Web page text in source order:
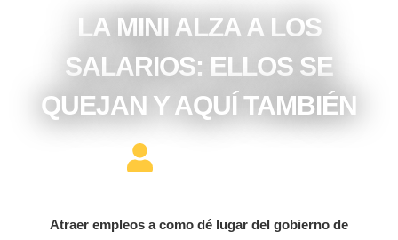
LA MINI ALZA A LOS
SALARIOS: ELLOS SE
QUEJAN Y AQUÍ TAMBIÉN
Atraer empleos a como dé lugar del gobierno de